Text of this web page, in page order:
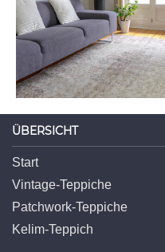
ÜBERSICHT
Start
Vintage-Teppiche
Patchwork-Teppiche
Kelim-Teppich